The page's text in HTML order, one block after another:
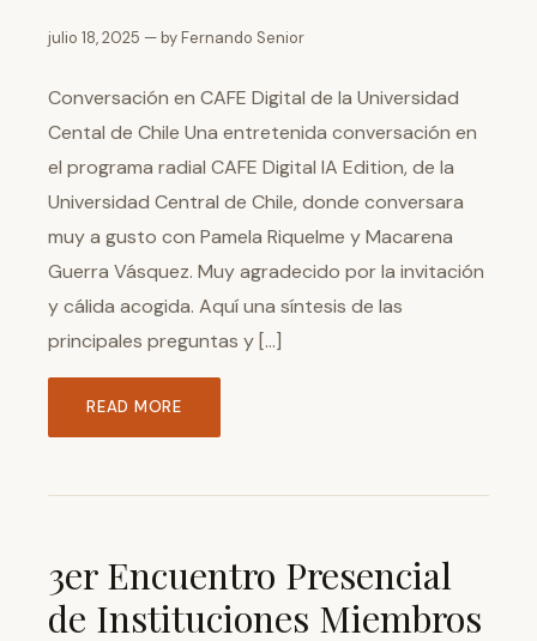
julio 18, 2025 — by Fernando Senior
Conversación en CAFE Digital de la Universidad
Cental de Chile Una entretenida conversación en
el programa radial CAFE Digital IA Edition, de la
Universidad Central de Chile, donde conversara
muy a gusto con Pamela Riquelme y Macarena
Guerra Vásquez. Muy agradecido por la invitación
y cálida acogida. Aquí una síntesis de las
principales preguntas y […]
READ MORE
3er Encuentro Presencial
de Instituciones Miembros